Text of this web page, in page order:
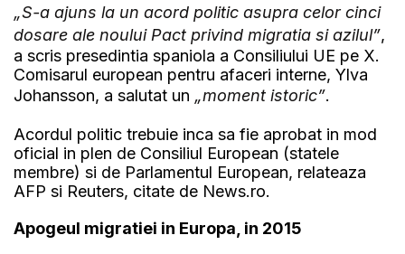
„S-a ajuns la un acord politic asupra celor cinci
dosare ale noului Pact privind migratia si azilul”,
a scris presedintia spaniola a Consiliului UE pe X.
Comisarul european pentru afaceri interne, Ylva
Johansson, a salutat un „moment istoric”.
Acordul politic trebuie inca sa fie aprobat in mod
oficial in plen de Consiliul European (statele
membre) si de Parlamentul European, relateaza
AFP si Reuters, citate de News.ro.
Apogeul migratiei in Europa, in 2015